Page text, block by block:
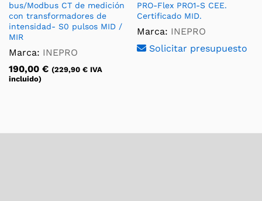
bus/Modbus CT de medición
con transformadores de
intensidad- S0 pulsos MID /
MIR
Marca: INEPRO
190,00 € (229,90 € IVA
incluido)
PRO-Flex PRO1-S CEE.
Certificado MID.
Marca: INEPRO
Solicitar presupuesto